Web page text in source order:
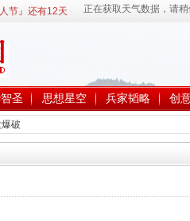
节』还有12天
圣 思想星空 兵家韬略 创
破